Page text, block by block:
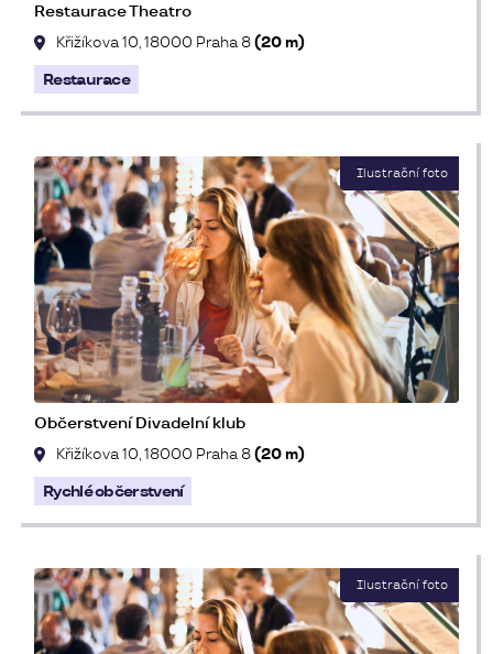
Restaurace Theatro
Křižíkova 10, 18000 Praha 8(20 m)
Restaurace
Občerstvení Divadelní klub
Křižíkova 10, 18000 Praha 8(20 m)
Rychlé občerstvení